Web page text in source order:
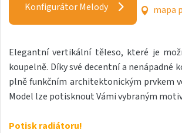
Akros One
Antika Cube
Antika Double
Antika Double Horizontal
Antika Light
Konfigurátor Melody mapa
Elegantní vertikální těleso, které je
koupelně. Díky své decentní a nenápadné
plně funkčním architektonickým prvkem
Model lze potisknout Vámi vybraným
Potisk radiátoru!